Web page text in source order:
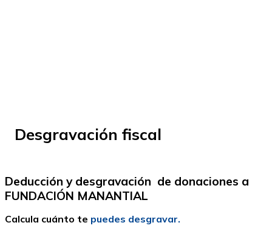
Desgravación fiscal
Deducción y desgravación de donaciones a
FUNDACIÓN MANANTIAL
Calcula cuánto te puedes desgravar.